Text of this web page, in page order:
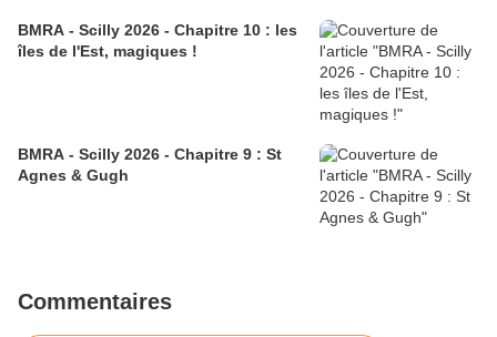
BMRA - Scilly 2026 - Chapitre 10 : les
îles de l'Est, magiques !
BMRA - Scilly 2026 - Chapitre 9 : St
Agnes & Gugh
Commentaires